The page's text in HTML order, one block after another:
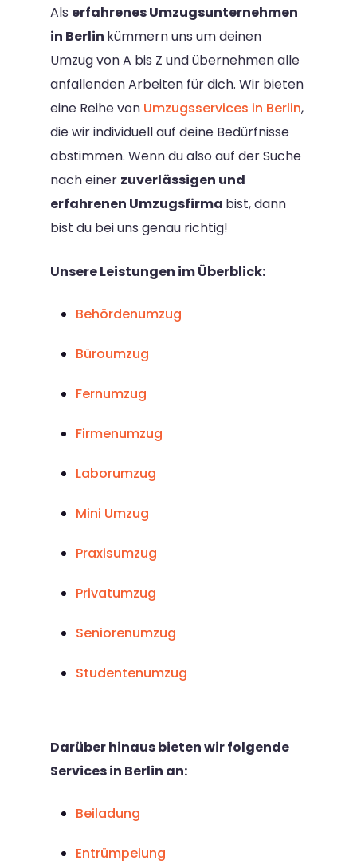
Als erfahrenes Umzugsunternehmen
in Berlin kümmern uns um deinen
Umzug von A bis Z und übernehmen alle
anfallenden Arbeiten für dich. Wir bieten
eine Reihe von Umzugsservices in Berlin,
die wir individuell auf deine Bedürfnisse
abstimmen. Wenn du also auf der Suche
nach einer zuverlässigen und
erfahrenen Umzugsfirma bist, dann
bist du bei uns genau richtig!
Unsere Leistungen im Überblick:
Behördenumzug
Büroumzug
Fernumzug
Firmenumzug
Laborumzug
Mini Umzug
Praxisumzug
Privatumzug
Seniorenumzug
Studentenumzug
Darüber hinaus bieten wir folgende
Services in Berlin an:
Beiladung
Entrümpelung